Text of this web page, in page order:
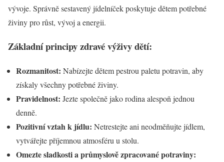
vývoje. Správně sestavený jídelníček poskytuje dětem potřebné
živiny pro růst, vývoj a energii.
Základní principy zdravé výživy dětí:
Rozmanitost: Nabízejte dětem pestrou paletu potravin, aby
získaly všechny potřebné živiny.
Pravidelnost: Jezte společně jako rodina alespoň jednou
denně.
Pozitivní vztah k jídlu: Netrestejte ani neodměňujte jídlem,
vytvářejte příjemnou atmosféru u stolu.
Omezte sladkosti a průmyslově zpracované potraviny: